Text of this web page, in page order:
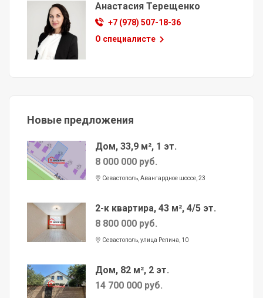
Анастасия Терещенко
+7 (978) 507-18-36
О специалисте
Новые предложения
Дом, 33,9 м², 1 эт.
8 000 000 руб.
Севастополь, Авангардное шоссе, 23
2-к квартира, 43 м², 4/5 эт.
8 800 000 руб.
Севастополь, улица Репина, 10
Дом, 82 м², 2 эт.
14 700 000 руб.